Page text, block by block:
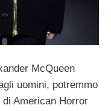
McQueen
uomini, potremmo
American Horror